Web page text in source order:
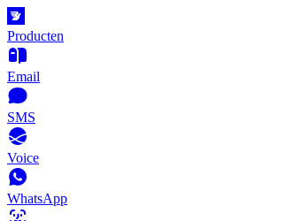
Producten
Email
SMS
Voice
WhatsApp